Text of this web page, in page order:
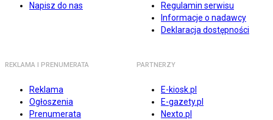
Napisz do nas
Regulamin serwisu
Informacje o nadawcy
Deklaracja dostępności
REKLAMA I PRENUMERATA
Reklama
Ogłoszenia
Prenumerata
PARTNERZY
E-kiosk.pl
E-gazety.pl
Nexto.pl